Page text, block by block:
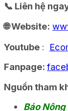
📞 Liên hệ
🌐 Website:
Youtube :
Fanpage:
Nguồn tham
Báo